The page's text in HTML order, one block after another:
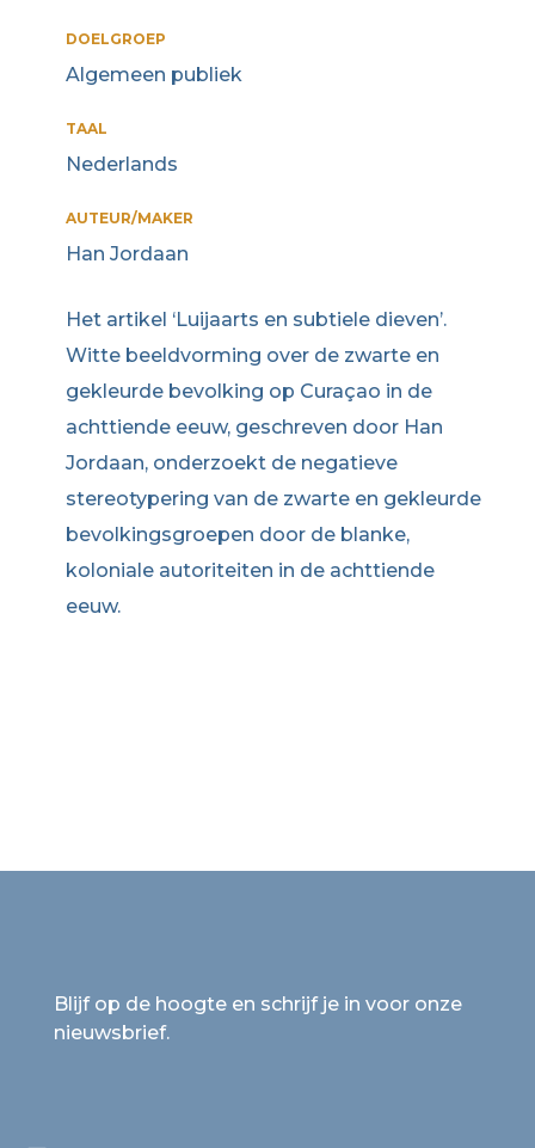
DOELGROEP
Algemeen publiek
TAAL
Nederlands
AUTEUR/MAKER
Han Jordaan
Het artikel ‘Luijaarts en subtiele dieven’.
Witte beeldvorming over de zwarte en
gekleurde bevolking op Curaçao in de
achttiende eeuw, geschreven door Han
Jordaan, onderzoekt de negatieve
stereotypering van de zwarte en gekleurde
bevolkingsgroepen door de blanke,
koloniale autoriteiten in de achttiende
eeuw.
Blijf op de hoogte en schrijf je in voor onze
nieuwsbrief.